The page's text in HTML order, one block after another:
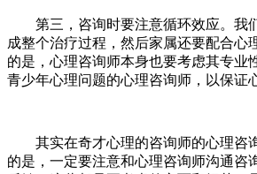
第三，咨询时要注意循环效应。我
成整个治疗过程，然后家属还要配合心
的是，心理咨询师本身也要考虑其专业
青少年心理问题的心理咨询师，以保证
其实在奇才心理的咨询师的心理咨
的是，一定要注意和心理咨询师沟通咨